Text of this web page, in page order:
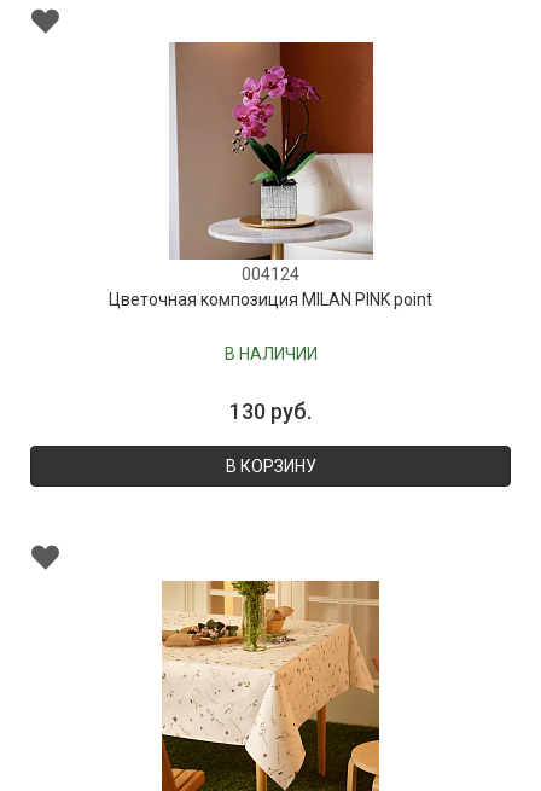
004124
Цветочная композиция MILAN PINK point
В НАЛИЧИИ
130 руб.
В КОРЗИНУ